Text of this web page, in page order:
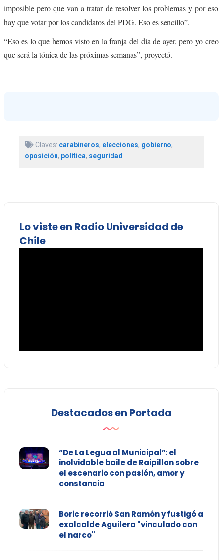
imposible pero que van a tratar de resolver los problemas y por eso
hay que votar por los candidatos del PDG. Eso es sencillo”.
“Eso es lo que hemos visto en la franja del día de ayer, pero yo creo
que será la tónica de las próximas semanas”, proyectó.
Claves: carabineros, elecciones, gobierno,
oposición, política, seguridad
Lo viste en Radio Universidad de
Chile
Destacados en Portada
“De La Legua al Municipal”: el
inolvidable baile de Raipillan sobre
el escenario con pasión, amor y
constancia
Boric recorrió San Ramón y fustigó a
exalcalde Aguilera "vinculado con
el narco"